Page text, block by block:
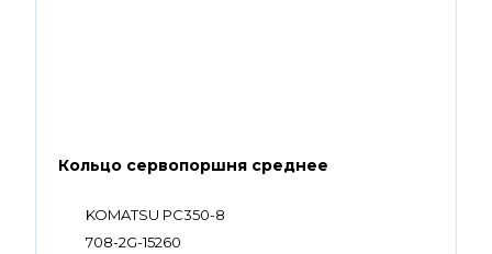
Кольцо сервопоршня среднее
KOMATSU PC350-8
708-2G-15260